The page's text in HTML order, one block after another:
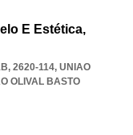
E Estética,
2620-114, UNIAO
OLIVAL BASTO